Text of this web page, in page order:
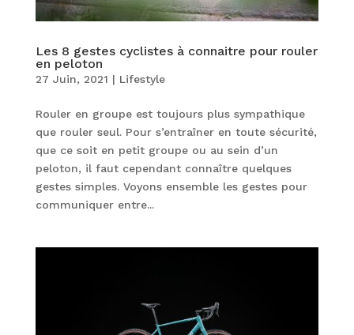
Les 8 gestes cyclistes à connaitre pour rouler
en peloton
27 Juin, 2021 | Lifestyle
Rouler en groupe est toujours plus sympathique
que rouler seul. Pour s’entraîner en toute sécurité,
que ce soit en petit groupe ou au sein d’un
peloton, il faut cependant connaître quelques
gestes simples. Voyons ensemble les gestes pour
communiquer entre...